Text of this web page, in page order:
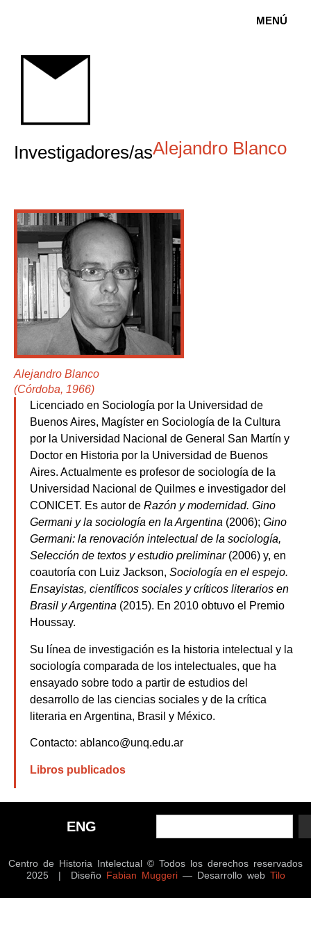
MENÚ
Investigadores/asAlejandro Blanco
Alejandro Blanco
(Córdoba, 1966)
Licenciado en Sociología por la Universidad de
Buenos Aires, Magíster en Sociología de la Cultura
por la Universidad Nacional de General San Martín y
Doctor en Historia por la Universidad de Buenos
Aires. Actualmente es profesor de sociología de la
Universidad Nacional de Quilmes e investigador del
CONICET. Es autor de Razón y modernidad. Gino
Germani y la sociología en la Argentina (2006); Gino
Germani: la renovación intelectual de la sociología,
Selección de textos y estudio preliminar(2006) y, en
coautoría con Luiz Jackson, Sociología en el espejo.
Ensayistas, científicos sociales y críticos literarios en
Brasil y Argentina (2015). En 2010 obtuvo el Premio
Houssay.
Su línea de investigación es la historia intelectual y la
sociología comparada de los intelectuales, que ha
ensayado sobre todo a partir de estudios del
desarrollo de las ciencias sociales y de la crítica
literaria en Argentina, Brasil y México.
Contacto: ablanco@unq.edu.ar
Libros publicados
ENG
Centro de Historia Intelectual © Todos los derechos reservados
2025 | Diseño Fabian Muggeri— Desarrollo web Tilo